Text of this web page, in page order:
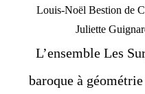
Louis-Noël Bestion de
Juliette
L’ensemble Les
baroque à